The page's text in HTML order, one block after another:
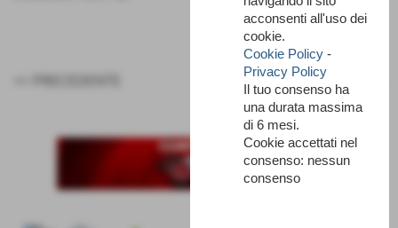
SUCCESSIVO >>
acconsenti all'uso dei
cookie.
Cookie Policy -
Privacy Policy
Il tuo consenso ha
una durata massima
di 6 mesi.
Cookie accettati nel
consenso: nessun
consenso